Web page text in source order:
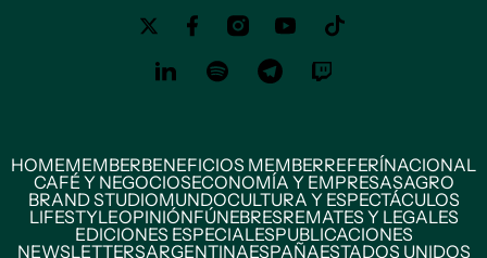
HOMEMEMBERBENEFICIOS MEMBERREFERÍNACIONAL
CAFÉ Y NEGOCIOSECONOMÍA Y EMPRESASAGRO
BRAND STUDIOMUNDOCULTURA Y ESPECTÁCULOS
LIFESTYLEOPINIÓNFÚNEBRESREMATES Y LEGALES
EDICIONES ESPECIALESPUBLICACIONES
NEWSLETTERSARGENTINAESPAÑAESTADOS UNIDOS